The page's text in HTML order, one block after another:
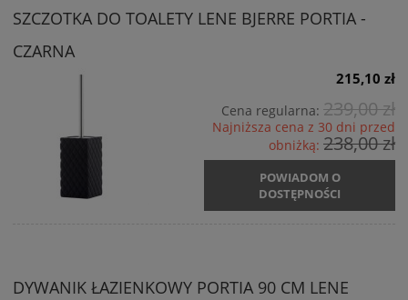
SZCZOTKA DO TOALETY LENE BJERRE PORTIA -
CZARNA
215,10 zł
Cena regularna: 239,00 zł
Najniższa cena z 30 dni przed
obniżką: 238,00 zł
POWIADOM O
DOSTĘPNOŚCI
DYWANIK ŁAZIENKOWY PORTIA 90 CM LENE